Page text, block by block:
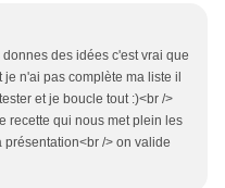
des idées c'est vrai que
n'ai pas complète ma liste il
et je boucle tout :)<br />
recette qui nous met plein les
présentation<br /> on valide